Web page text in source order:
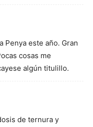
Penya este año. Gran
cosas me
algún titulillo.
de ternura y